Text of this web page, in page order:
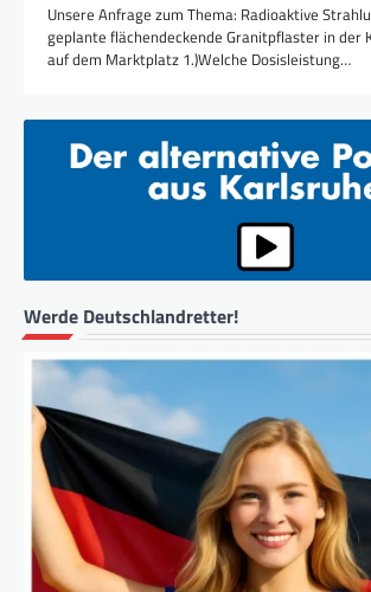
Unsere Anfrage zum Thema: Radioaktive
geplante flächendeckende Granitpflaster in der
auf dem Marktplatz 1.)Welche Dosisleistung…
Werde Deutschlandretter!